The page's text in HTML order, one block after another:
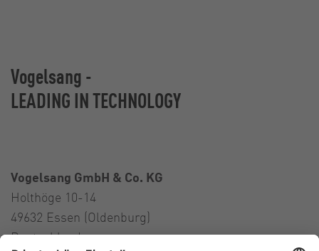
Vogelsang -
LEADING IN TECHNOLOGY
Vogelsang GmbH & Co. KG
Holthöge 10-14
49632 Essen (Oldenburg)
Deutschland